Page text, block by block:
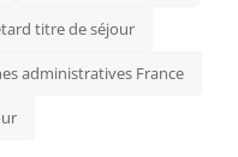
titre de séjour
administratives France